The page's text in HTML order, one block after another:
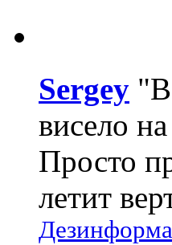
Sergey "В
висело
Просто
летит